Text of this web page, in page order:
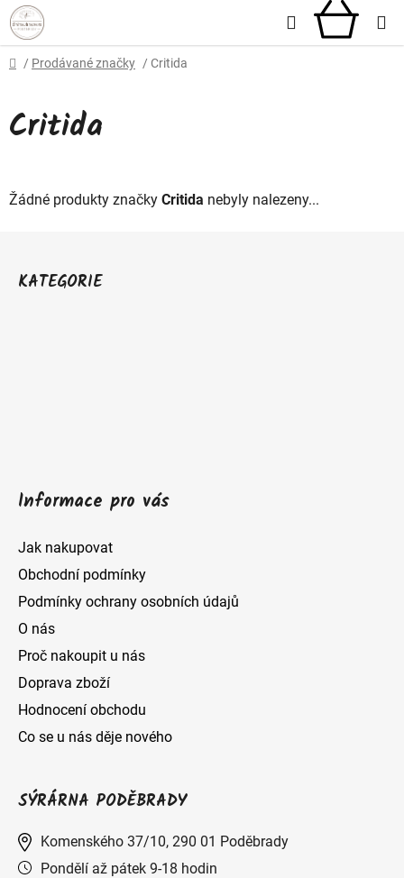
Přejít
na
obsah
Hledat
Domů
/ Prodávané značky / Critida
Critida
Žádné produkty značky Critida nebyly nalezeny...
KATEGORIE
Informace pro vás
Jak nakupovat
Obchodní podmínky
Podmínky ochrany osobních údajů
O nás
Proč nakoupit u nás
Doprava zboží
Hodnocení obchodu
Co se u nás děje nového
SÝRÁRNA PODĚBRADY
Komenského 37/10, 290 01 Poděbrady
Pondělí až pátek 9-18 hodin